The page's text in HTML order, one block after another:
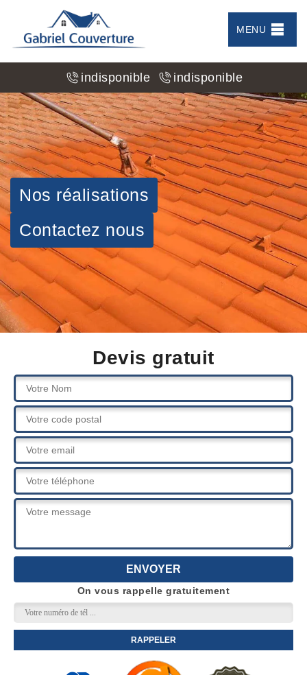
MENU
indisponible indisponible
Nos réalisations
Contactez nous
Devis gratuit
On vous rappelle gratuitement